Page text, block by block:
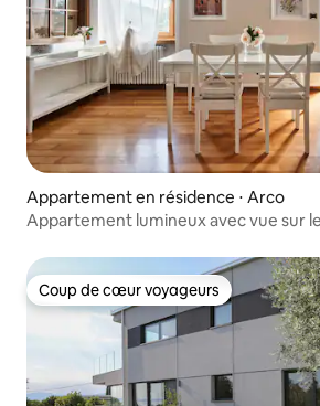
Appartement en résidence ⋅ Arco
Appartement lumineux avec vue sur
Coup de cœur voyageurs
Coup de cœur voyageurs